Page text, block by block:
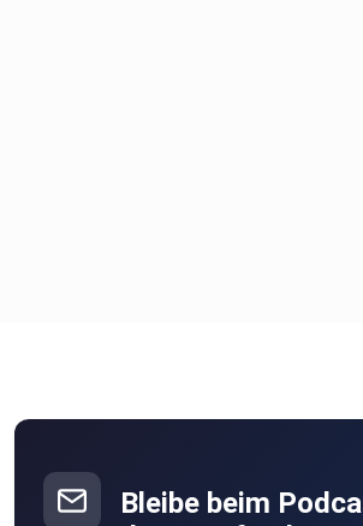
Bleibe beim